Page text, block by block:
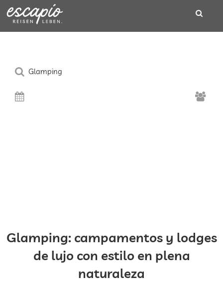
Glamping: campamentos y lodges
de lujo con estilo en plena
naturaleza